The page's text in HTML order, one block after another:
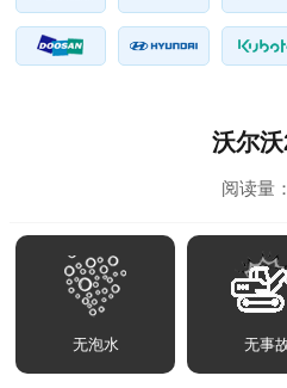
沃尔
阅读量
无泡水 无事